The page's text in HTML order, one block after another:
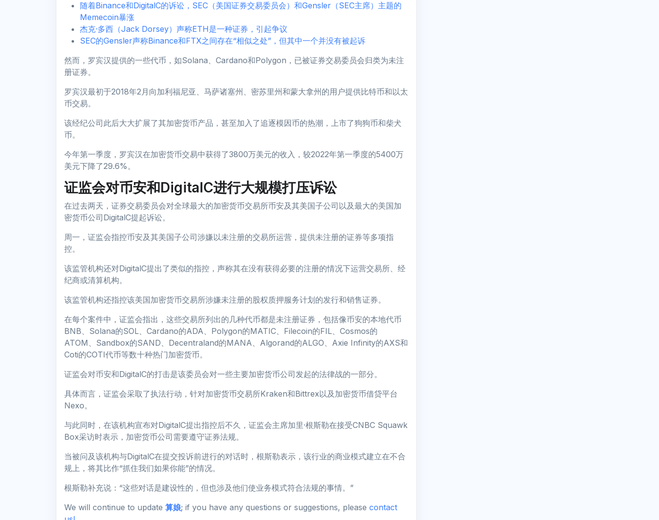
随着Binance和DigitalC的诉讼，SEC（美国证券交易委员会）和Gensler（SEC主席）主题的
Memecoin暴涨
杰克·多西（Jack Dorsey）声称ETH是一种证券，引起争议
SEC的Gensler声称Binance和FTX之间存在“相似之处”，但其中一个并没有被起诉
然而，罗宾汉提供的一些代币，如Solana、Cardano和Polygon，已被证券交易委员会归类为未注
册证券。
罗宾汉最初于2018年2月向加利福尼亚、马萨诸塞州、密苏里州和蒙大拿州的用户提供比特币和以太
币交易。
该经纪公司此后大大扩展了其加密货币产品，甚至加入了追逐模因币的热潮，上市了狗狗币和柴犬
币。
今年第一季度，罗宾汉在加密货币交易中获得了3800万美元的收入，较2022年第一季度的5400万
美元下降了29.6%。
证监会对币安和DigitalC进行大规模打压诉讼
在过去两天，证券交易委员会对全球最大的加密货币交易所币安及其美国子公司以及最大的美国加
密货币公司DigitalC提起诉讼。
周一，证监会指控币安及其美国子公司涉嫌以未注册的交易所运营，提供未注册的证券等多项指
控。
该监管机构还对DigitalC提出了类似的指控，声称其在没有获得必要的注册的情况下运营交易所、经
纪商或清算机构。
该监管机构还指控该美国加密货币交易所涉嫌未注册的股权质押服务计划的发行和销售证券。
在每个案件中，证监会指出，这些交易所列出的几种代币都是未注册证券，包括像币安的本地代币
BNB、Solana的SOL、Cardano的ADA、Polygon的MATIC、Filecoin的FIL、Cosmos的
ATOM、Sandbox的SAND、Decentraland的MANA、Algorand的ALGO、Axie Infinity的AXS和
Coti的COTI代币等数十种热门加密货币。
证监会对币安和DigitalC的打击是该委员会对一些主要加密货币公司发起的法律战的一部分。
具体而言，证监会采取了执法行动，针对加密货币交易所Kraken和Bittrex以及加密货币借贷平台
Nexo。
与此同时，在该机构宣布对DigitalC提出指控后不久，证监会主席加里·根斯勒在接受CNBC Squawk
Box采访时表示，加密货币公司需要遵守证券法规。
当被问及该机构与DigitalC在提交投诉前进行的对话时，根斯勒表示，该行业的商业模式建立在不合
规上，将其比作“抓住我们如果你能”的情况。
根斯勒补充说：“这些对话是建设性的，但也涉及他们使业务模式符合法规的事情。”
We will continue to update 算娘; if you have any questions or suggestions, please contact